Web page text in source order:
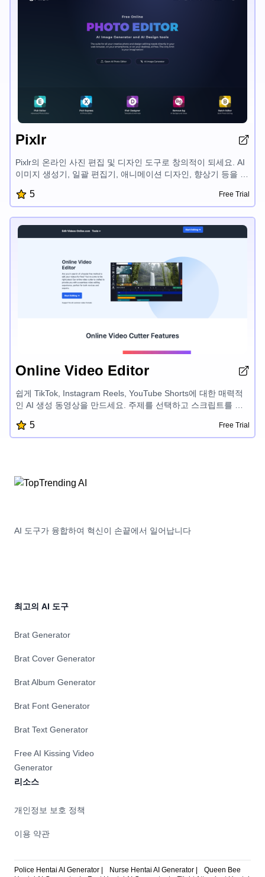
Pixlr
Pixlr의 온라인 사진 편집 및 디자인 도구로 창의적이 되세요. AI
이미지 생성기, 일괄 편집기, 애니메이션 디자인, 향상기 등을 포
5 Free Trial
Online Video Editor
쉽게 TikTok, Instagram Reels, YouTube Shorts에 대한 매력적
인 AI 생성 동영상을 만드세요. 주제를 선택하고 스크립트를 검
털 프레즌스를 확장하고자 하는 크리에이터에게 완벽합니다. 무
료로 시도해보세요.
5 Free Trial
AI 도구가 융합하여 혁신이 손끝에서 일어납니다
최고의 AI 도구
Brat Generator
Brat Cover Generator
Brat Album Generator
Brat Font Generator
Brat Text Generator
Free AI Kissing Video
Generator
리소스
개인정보 보호 정책
이용 약관
Police Hentai AI Generator | Nurse Hentai AI Generator |
Queen Bee